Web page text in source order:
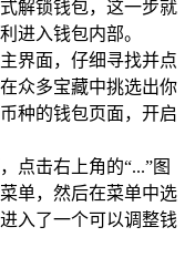
解锁钱包，这一步就
进入钱包内部。
界面，仔细寻找并点
众多宝藏中挑选出你
种的钱包页面，开启
点击右上角的“...”图
单，然后在菜单中选
入了一个可以调整钱